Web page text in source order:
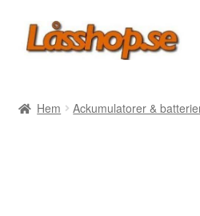
Hoppa
till
Hoppa
till
Hem Ackumulatorer &